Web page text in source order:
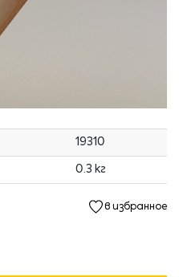
19310
0.3 кг
в избранное